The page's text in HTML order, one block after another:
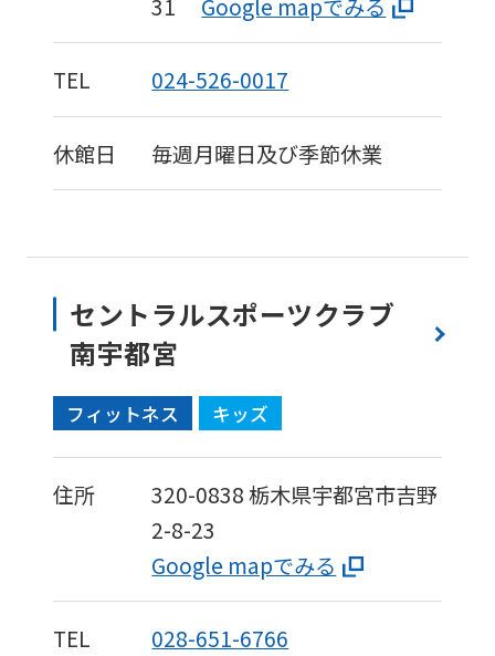
31 Google mapでみる
TEL 024-526-0017
休館日 毎週月曜日及び季節休業
セントラルスポーツクラブ
南宇都宮
フィットネス キッズ
住所 320-0838栃木県宇都宮市吉野
2-8-23
Google mapでみる
TEL 028-651-6766